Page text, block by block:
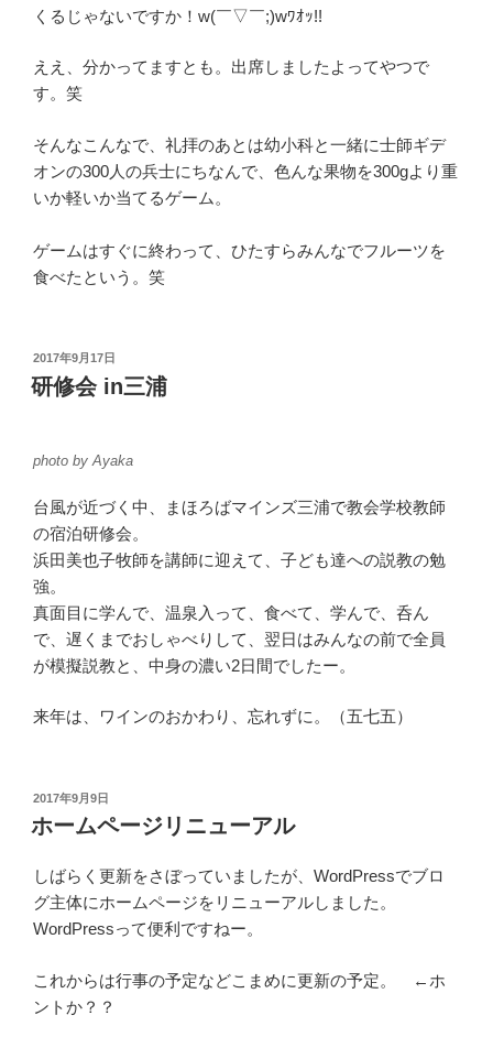
くるじゃないですか！w(￣▽￣;)wﾜｵｯ!!
ええ、分かってますとも。出席しましたよってやつで
す。笑
そんなこんなで、礼拝のあとは幼小科と一緒に士師ギデ
オンの300人の兵士にちなんで、色んな果物を300gより重
いか軽いか当てるゲーム。
ゲームはすぐに終わって、ひたすらみんなでフルーツを
食べたという。笑
投
稿
日:
2017年9月17日
研修会 in三浦
photo by Ayaka
台風が近づく中、まほろばマインズ三浦で教会学校教師
の宿泊研修会。
浜田美也子牧師を講師に迎えて、子ども達への説教の勉
強。
真面目に学んで、温泉入って、食べて、学んで、呑ん
で、遅くまでおしゃべりして、翌日はみんなの前で全員
が模擬説教と、中身の濃い2日間でしたー。
来年は、ワインのおかわり、忘れずに。（五七五）
投
稿
日:
2017年9月9日
ホームページリニューアル
しばらく更新をさぼっていましたが、WordPressでブロ
グ主体にホームページをリニューアルしました。
WordPressって便利ですねー。
これからは行事の予定などこまめに更新の予定。 ←ホ
ントか？？